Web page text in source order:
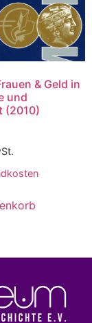
& Geld in
und
(2010)